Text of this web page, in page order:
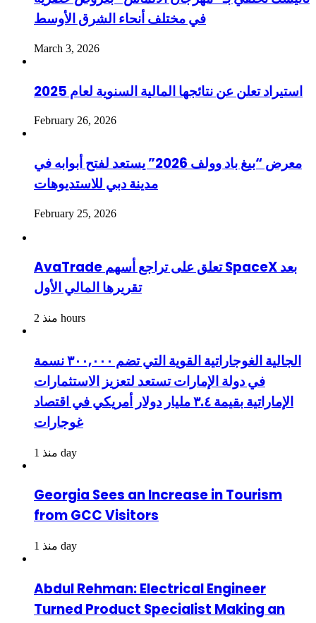
في مختلف أنحاء الشرق الأوسط
March 3, 2026
استيراد تعلن عن نتائجها المالية السنوية لعام 2025
February 26, 2026
معرض “بيغ باد وولف 2026” يستعد لفتح أبوابه في
مدينة دبي للاستديوهات
February 25, 2026
AvaTrade تعلق على تراجع أسهم SpaceX بعد
تقريرها المالي الأول
منذ 2 hours
الجالية الغوجاراتية القوية التي تضم ٣٠٠,٠٠٠ نسمة
في دولة الإمارات تستعد لتعزيز الاستثمارات
الإماراتية بقيمة ٣.٤ مليار دولار أمريكي في اقتصاد
غوجارات
منذ 1 day
Georgia Sees an Increase in Tourism
from GCC Visitors
منذ 1 day
Abdul Rehman: Electrical Engineer
Turned Product Specialist Making an